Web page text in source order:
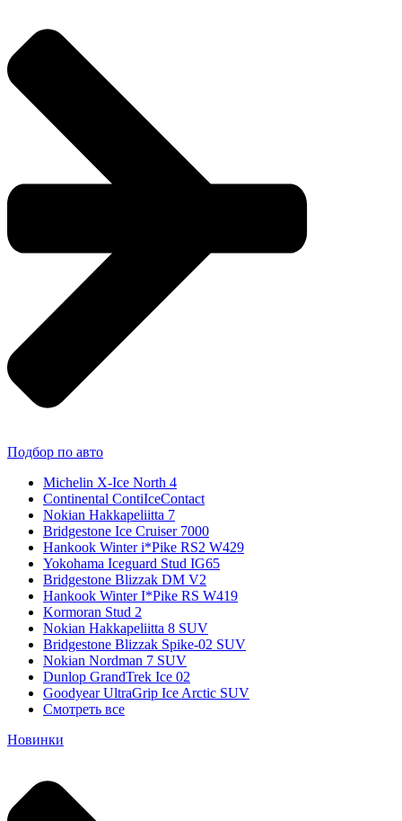
Подбор по авто
Michelin X-Ice North 4
Continental ContiIceContact
Nokian Hakkapeliitta 7
Bridgestone Ice Cruiser 7000
Hankook Winter i*Pike RS2 W429
Yokohama Iceguard Stud IG65
Bridgestone Blizzak DM V2
Hankook Winter I*Pike RS W419
Kormoran Stud 2
Nokian Hakkapeliitta 8 SUV
Bridgestone Blizzak Spike-02 SUV
Nokian Nordman 7 SUV
Dunlop GrandTrek Ice 02
Goodyear UltraGrip Ice Arctic SUV
Смотреть все
Новинки